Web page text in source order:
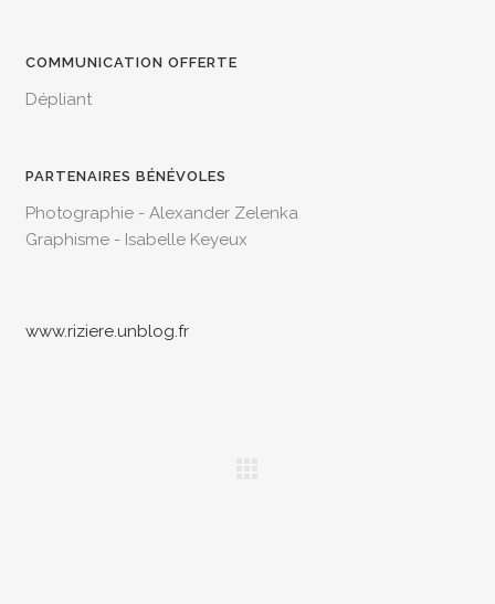
COMMUNICATION OFFERTE
Dépliant
PARTENAIRES BÉNÉVOLES
Photographie - Alexander Zelenka
Graphisme - Isabelle Keyeux
www.riziere.unblog.fr